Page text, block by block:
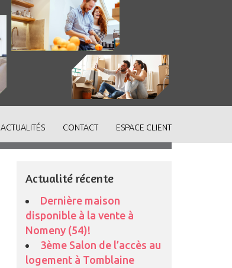
ACTUALITÉS CONTACT ESPACE CLIENT
Actualité récente
Dernière maison
disponible à la vente à
Nomeny (54)!
3ème Salon de l’accès au
logement à Tomblaine